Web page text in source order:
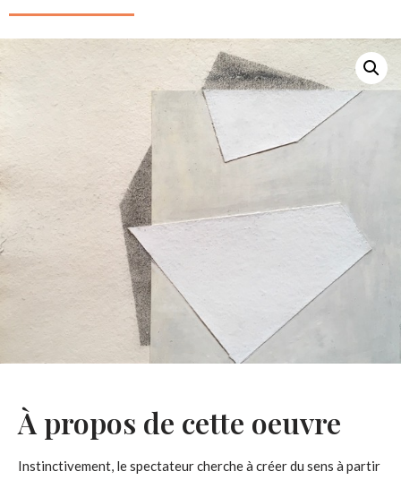
À propos de cette oeuvre
Instinctivement, le spectateur cherche à créer du sens à partir